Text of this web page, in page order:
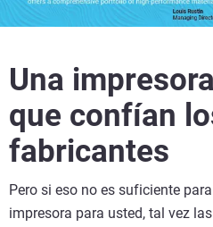
Una
que confían
fabricantes
Pero si eso no es suficiente
impresora para usted, tal vez